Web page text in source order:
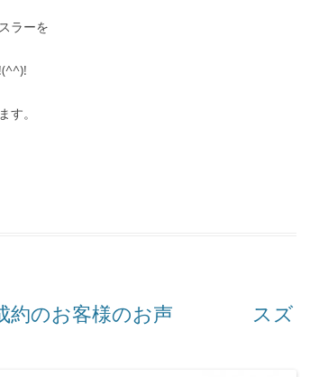
ラーを
。
成約のお客様のお声 スズ